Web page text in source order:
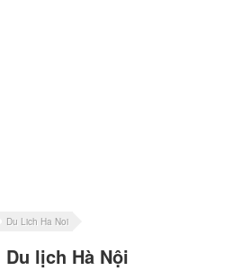
Du Lich Ha Noi
Du lịch Hà Nội